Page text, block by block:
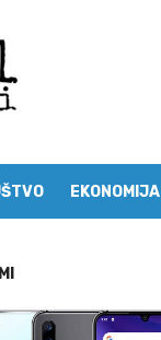
EKONOMIJA